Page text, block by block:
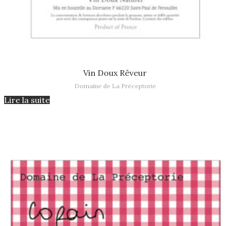
Vin Doux Rêveur
Domaine de La Préceptorie
Lire la suite